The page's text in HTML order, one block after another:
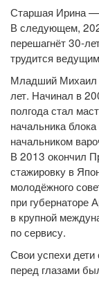
Старшая Ирина —
В следующем,
перешагнёт 30-
трудится
Младший Михаил
лет. Начинал в
полгода стал
начальника
начальником
В 2013 окончил
стажировку в
молодёжного
при губернаторе
в крупной
по сервису.
Свои успехи дети
перед глазами